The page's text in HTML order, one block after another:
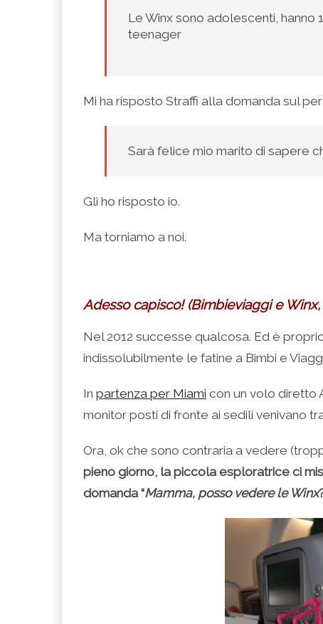
Le Winx sono adolescenti, hanno
teenager
Mi ha risposto Straffi alla domanda sul
Sarà felice mio marito di sapere
Gli ho risposto io.
Ma torniamo a noi.
Adesso capisco! (Bimbieviaggi e
Nel 2012 successe qualcosa. Ed è
indissolubilmente le fatine a Bimbi e
In partenza per Miami con un volo diretto
monitor posti di fronte ai sedili venivano
Ora, ok che sono contraria a vedere
pieno giorno, la piccola esploratrice ci
domanda “Mamma, posso vedere le Winx